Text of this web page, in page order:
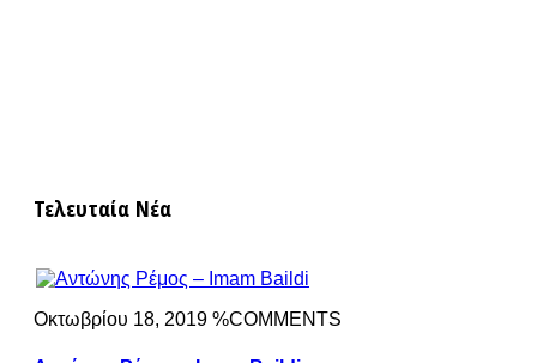
Τελευταία Νέα
Οκτωβρίου 18, 2019 %COMMENTS